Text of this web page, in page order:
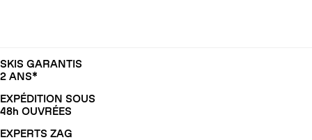
SKIS GARANTIS
2 ANS*
EXPÉDITION SOUS
48h OUVRÉES
EXPERTS ZAG